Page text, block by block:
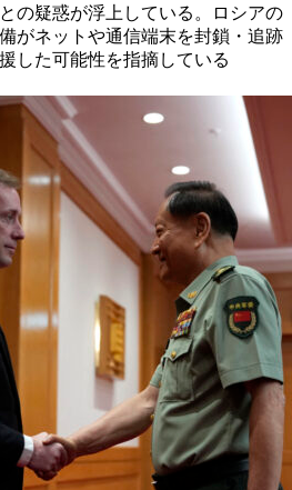
の疑惑が浮上している。ロシアの
がネットや通信端末を封鎖・追跡
した可能性を指摘している